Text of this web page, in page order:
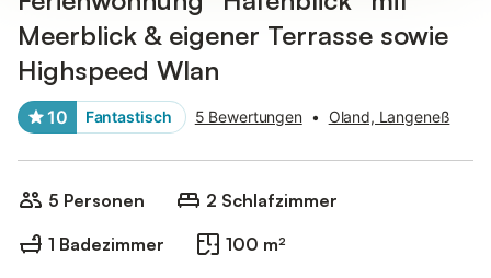
Meerblick & eigener Terrasse sowie
Highspeed Wlan
10 Fantastisch 5 Bewertungen • Oland, Langeneß
5 Personen
2 Schlafzimmer
1 Badezimmer
100 m²